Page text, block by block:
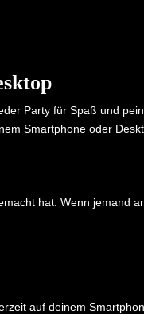
Party für Spaß und
Smartphone oder
hat. Wenn jemand
auf deinem